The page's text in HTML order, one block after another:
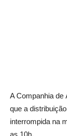
A Companhia de
que a
interrompida na
as 10h.